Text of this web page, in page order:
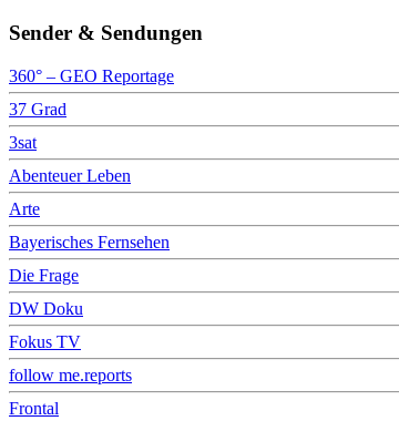
Sender & Sendungen
360° – GEO Reportage
37 Grad
3sat
Abenteuer Leben
Arte
Bayerisches Fernsehen
Die Frage
DW Doku
Fokus TV
follow me.reports
Frontal